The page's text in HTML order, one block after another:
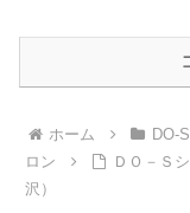
ホーム DO-
ロン
ＤＯ－Ｓ
沢）